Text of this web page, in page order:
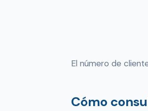
El número de
Cómo